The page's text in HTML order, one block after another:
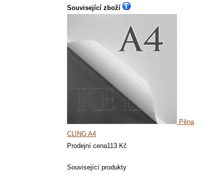
Související zboží
Pěna
CLING A4
Prodejní cena113 Kč
Související produkty